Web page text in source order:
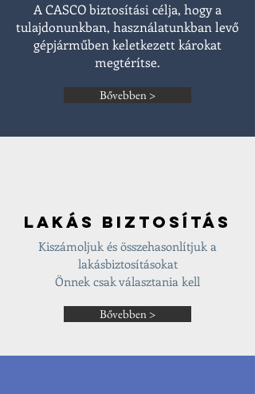
A CASCO biztosítási célja, hogy a
tulajdonunkban, használatunkban levő
gépjárműben keletkezett károkat
megtérítse.
Bővebben >
lakás biztosítás
Kiszámoljuk és összehasonlítjuk a
lakásbiztosításokat
Önnek csak választania kell
Bővebben >